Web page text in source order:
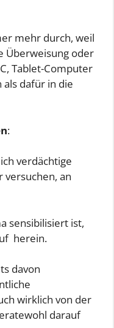
mehr durch, weil
Überweisung oder
Tablet-Computer
dafür in die
:
verdächtige
versuchen, an
sensibilisiert ist,
herein.
davon
wirklich von der
darauf